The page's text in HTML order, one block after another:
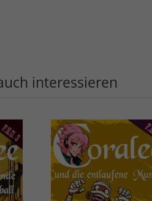
interessieren